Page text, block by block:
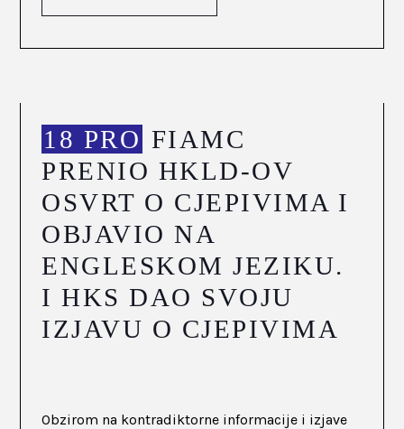
18 PRO FIAMC
PRENIO HKLD-OV
OSVRT O CJEPIVIMA I
OBJAVIO NA
ENGLESKOM JEZIKU.
I HKS DAO SVOJU
IZJAVU O CJEPIVIMA
Obzirom na kontradiktorne informacije i izjave